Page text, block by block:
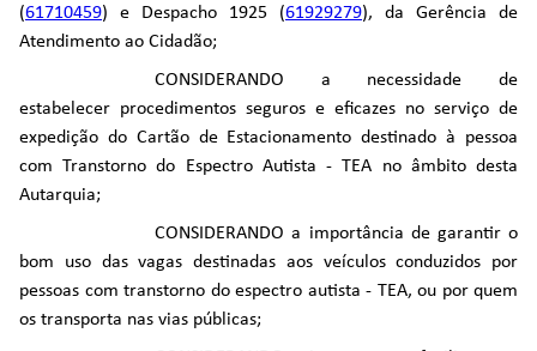
(61710459) e Despacho 1925 (61929279), da Gerência de
Atendimento ao Cidadão;
CONSIDERANDO a necessidade de
estabelecer procedimentos seguros e eficazes no serviço de
expedição do Cartão de Estacionamento destinado à pessoa
com Transtorno do Espectro Autista - TEA no âmbito desta
Autarquia;
CONSIDERANDO a importância de garantir o
bom uso das vagas destinadas aos veículos conduzidos por
pessoas com transtorno do espectro autista - TEA, ou por quem
os transporta nas vias públicas;